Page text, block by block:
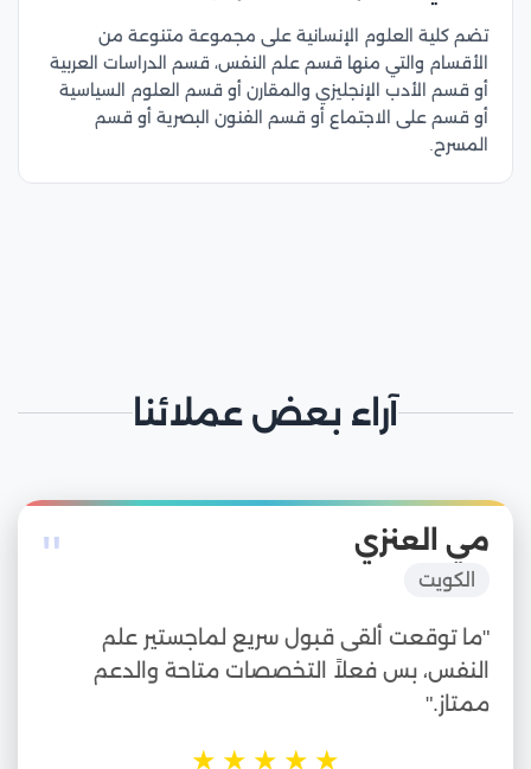
تضم كلية العلوم الإنسانية على مجموعة متنوعة من
الأقسام والتي منها قسم علم النفس، قسم الدراسات العربية
أو قسم الأدب الإنجليزي والمقارن أو قسم العلوم السياسية
أو قسم على الاجتماع أو قسم الفنون البصرية أو قسم
المسرح.
آراء بعض عملائنا
" مي العنزي
الكويت
"ما توقعت ألقى قبول سريع لماجستير علم
النفس، بس فعلاً التخصصات متاحة والدعم
ممتاز."
★
★
★
★
★